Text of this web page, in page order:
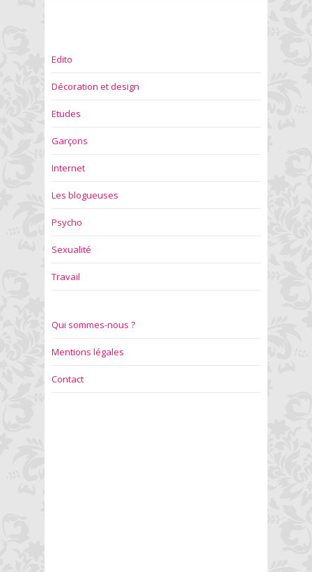
Edito
Décoration et design
Etudes
Garçons
Internet
Les blogueuses
Psycho
Sexualité
Travail
Qui sommes-nous ?
Mentions légales
Contact